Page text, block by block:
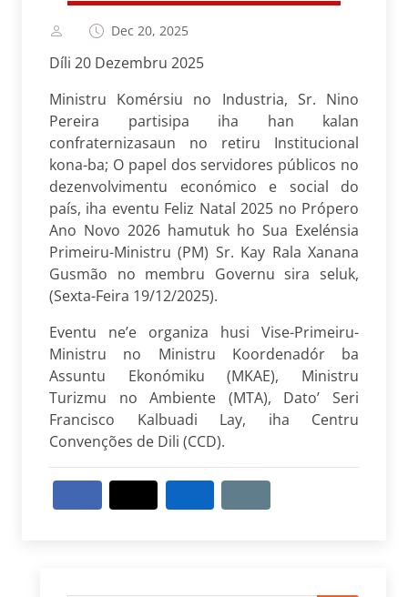
Dec 20, 2025
Díli 20 Dezembru 2025
Ministru Komérsiu no Industria, Sr. Nino
Pereira partisipa iha han kalan
confraternizasaun no retiru Institucional
kona-ba; O papel dos servidores públicos no
dezenvolvimentu económico e social do
país, iha eventu Feliz Natal 2025 no Própero
Ano Novo 2026 hamutuk ho Sua Exelénsia
Primeiru-Ministru (PM) Sr. Kay Rala Xanana
Gusmão no membru Governu sira seluk,
(Sexta-Feira 19/12/2025).
Eventu ne’e organiza husi Vise-Primeiru-
Ministru no Ministru Koordenadór ba
Assuntu Ekonómiku (MKAE), Ministru
Turizmu no Ambiente (MTA), Dato’ Seri
Francisco Kalbuadi Lay, iha Centru
Convenções de Dili (CCD).